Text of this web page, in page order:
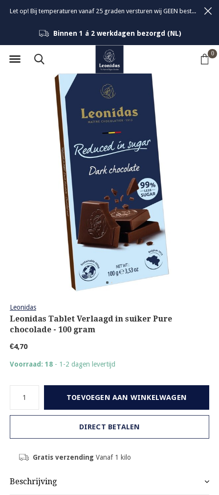
0
Binnen 1 á 2 werkdagen bezorgd (NL)
Let op! Bij temperaturen vanaf 25 graden versturen wij GEEN bestellingen om de kwaliteit van de bonbons te garanderen.
Leonidas
Leonidas Tablet Verlaagd in suiker Pure
chocolade - 100 gram
€4,70
Voorraad: 18 - 1-2 dagen levertijd
TOEVOEGEN AAN WINKELWAGEN
DIRECT BETALEN
Gratis verzending Vanaf 1 kilo
Beschrijving